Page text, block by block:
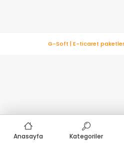
Anasayfa Kategoriler
G-Soft | E-ticaret paketleri